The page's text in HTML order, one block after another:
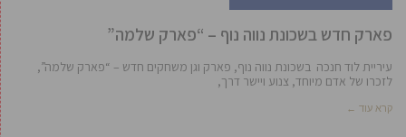
פארק חדש בשכונת נווה נוף – “פארק שלמה”
עיריית לוד חנכה בשכונת נווה נוף, פארק וגן משחקים חדש – “פארק שלמה”,
לזכרו של אדם מיוחד, צנוע ויישר דרך,
קרא עוד ←